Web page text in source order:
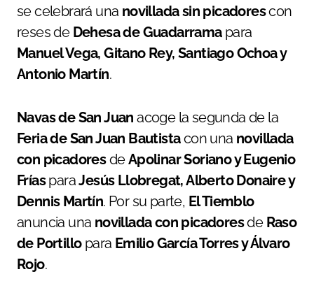
se celebrará una novillada sin picadorescon
reses de Dehesa de Guadarramapara
Manuel Vega, Gitano Rey, Santiago Ochoa y
Antonio Martín.
Navas de San Juan acoge la segunda de la
Feria de San Juan Bautistacon una novillada
con picadoresdeApolinar Soriano y Eugenio
FríasparaJesús Llobregat, Alberto Donaire y
Dennis Martín. Por su parte, El Tiemblo
anuncia una novillada con picadoresde Raso
de Portillopara Emilio García Torres y Álvaro
Rojo.